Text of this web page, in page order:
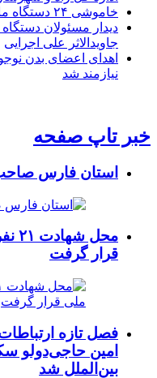
خاموشی ۲۴ دستگاه ماینر فاقد مجوز در لامرد
دیدار مسئولان دستگاه
جاویدالاثر علی اجرایی
اهدای اعضای بدن
نیازمند شد
خبر تاپ صفحه
استان فارس
قرار گرفت
فصل تازه
امین حاجی‌دولو
بین‌الملل شد